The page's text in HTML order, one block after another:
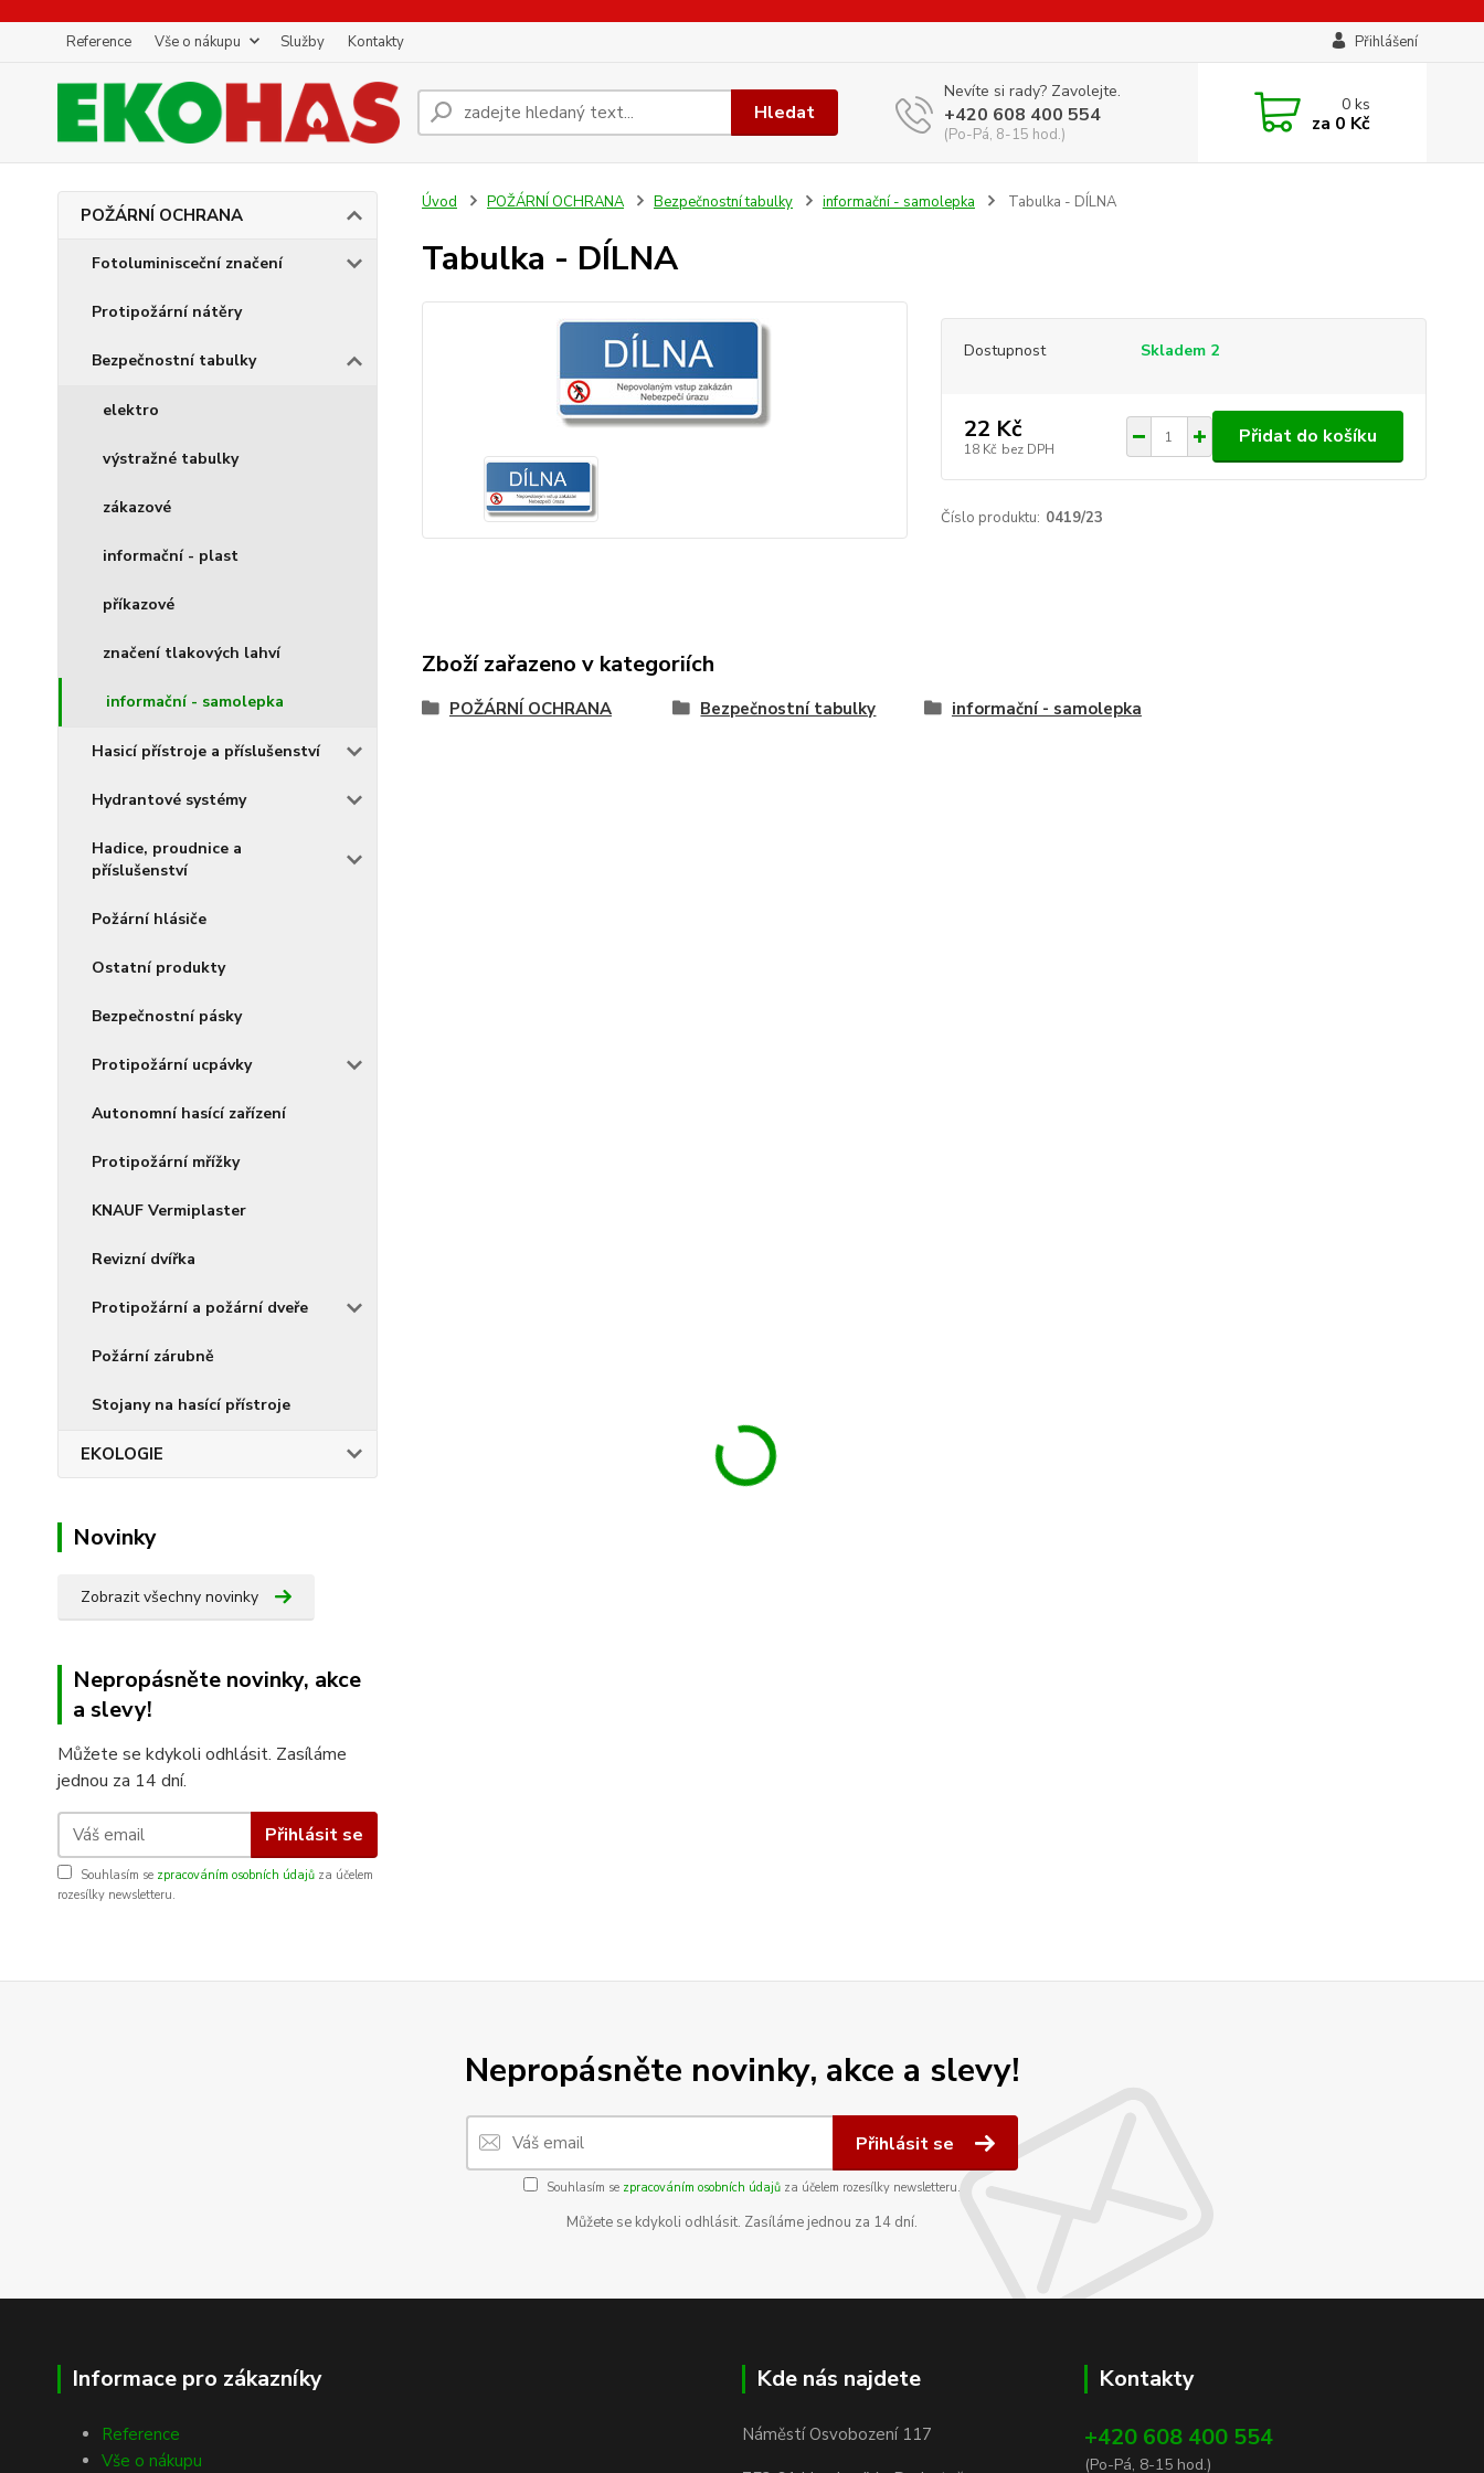
Reference Vše o nákupu Služby Kontakty Přihlášení
Hledat
Nevíte si rady? Zavolejte.
+420 608 400 554
(Po-Pá, 8-15 hod.)
0ks
za 0 Kč
POŽÁRNÍ OCHRANA
Fotoluminisceční značení
Protipožární nátěry
Bezpečnostní tabulky
elektro
výstražné tabulky
zákazové
informační - plast
příkazové
značení tlakových lahví
informační - samolepka
Hasicí přístroje a příslušenství
Hydrantové systémy
Hadice, proudnice a
příslušenství
Požární hlásiče
Ostatní produkty
Bezpečnostní pásky
Protipožární ucpávky
Autonomní hasící zařízení
Protipožární mřížky
KNAUF Vermiplaster
Revizní dvířka
Protipožární a požární dveře
Požární zárubně
Stojany na hasící přístroje
EKOLOGIE
Novinky
Zobrazit všechny novinky
Nepropásněte novinky, akce
a slevy!
Můžete se kdykoli odhlásit. Zasíláme
jednou za 14 dní.
Přihlásit se
Souhlasím se zpracováním osobních údajů za účelem
rozesílky newsletteru.
Úvod POŽÁRNÍ OCHRANA Bezpečnostní tabulky informační - samolepka Tabulka - DÍLNA
Tabulka - DÍLNA
Dostupnost Skladem 2
22 Kč
18 Kč bez DPH
Přidat do košíku
Číslo produktu: 0419/23
Zboží zařazeno v kategoriích
POŽÁRNÍ OCHRANA Bezpečnostní tabulky informační - samolepka
Nepropásněte novinky, akce a slevy!
Přihlásit se
Souhlasím se zpracováním osobních údajů za účelem rozesílky newsletteru.
Můžete se kdykoli odhlásit. Zasíláme jednou za 14 dní.
Informace pro zákazníky
Reference
Vše o nákupu
Kde nás najdete
Náměstí Osvobození 117
Kontakty
+420 608 400 554
(Po-Pá, 8-15 hod.)